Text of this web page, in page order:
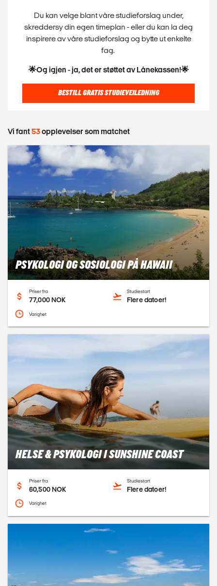
Du kan velge blant våre studieforslag under,
skreddersy din egen timeplan - eller du kan la deg
inspirere av våre studieforslag og bytte ut enkelte
fag.
🌟Og igjen - ja, det er støttet av Lånekassen!🌟
BESTILL GRATIS STUDIEVEILEDNING
Vi fant53opplevelser som matchet
PSYKOLOGI OG SOSIOLOGI PÅ HAWAII
Priser fra
77,000 NOK
Varighet
Studiestart
Flere datoer!
HELSE & PSYKOLOGI I SUNSHINE COAST
Priser fra
60,500 NOK
Varighet
Studiestart
Flere datoer!